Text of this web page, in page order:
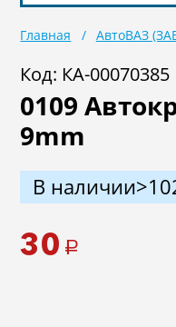
Масла
Крепеж колесный
Садовая техника
Лодки и моторы
и оснастка
Главная АвтоВАЗ
Код: КА-00070385
0109
9mm
В
30 a